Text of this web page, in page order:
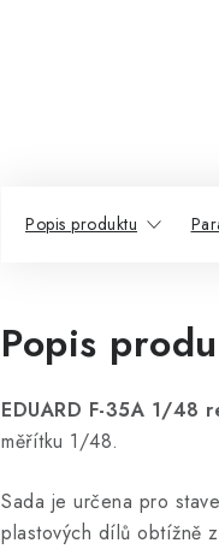
Popis produktu
Popis
EDUARD F-35A 1/48
měřítku 1/48.
Sada je určena pro
plastových dílů obtížně